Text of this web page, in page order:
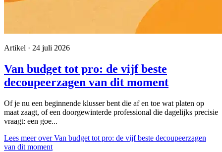
Artikel · 24 juli 2026
Van budget tot pro: de vijf beste
decoupeerzagen van dit moment
Of je nu een beginnende klusser bent die af en toe wat platen op
maat zaagt, of een doorgewinterde professional die dagelijks precisie
vraagt: een goe...
Lees meerover Van budget tot pro: de vijf beste decoupeerzagen
van dit moment